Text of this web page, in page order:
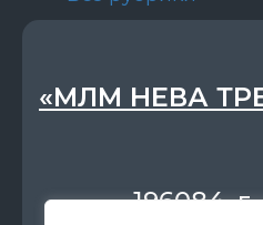
«МЛМ НЕВА
196084,